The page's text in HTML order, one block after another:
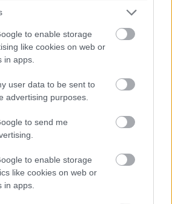
to enable storage
like cookies on web or
in apps.
user data to be sent to
advertising purposes.
to send me
to enable storage
like cookies on web or
in apps.
filippínók közül például
iparban
de jópáran dolgoznak az
is.
szektor is egyre
is lehet hallani, hogy az
illetve különféle szociális
számítanak rájuk.